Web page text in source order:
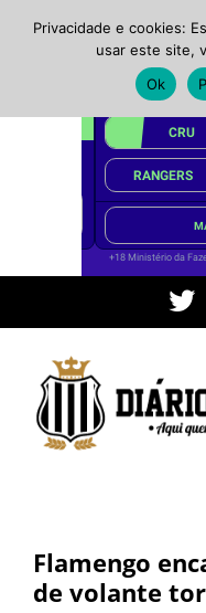
conteúdo
Flamengo
de volante
Privacidade e cookies:
usar este site,
Ok